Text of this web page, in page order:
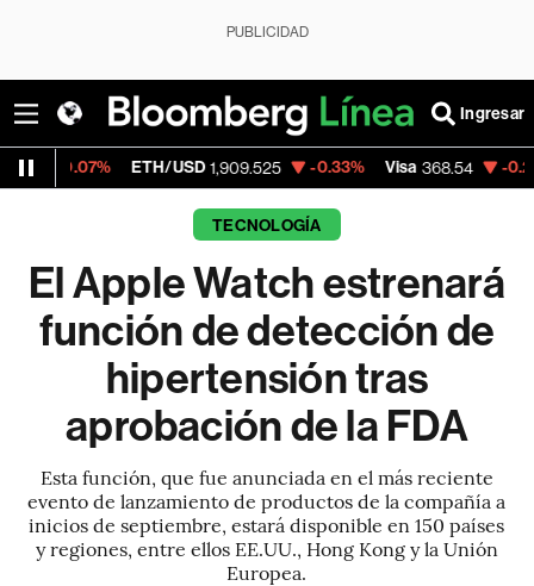
PUBLICIDAD
Ingresar
ETH/USD 1,909.525 -0.33% Visa 368.54 -0.28%
TECNOLOGÍA
El Apple Watch estrenará
función de detección de
hipertensión tras
aprobación de la FDA
Esta función, que fue anunciada en el más reciente
evento de lanzamiento de productos de la compañía a
inicios de septiembre, estará disponible en 150 países
y regiones, entre ellos EE.UU., Hong Kong y la Unión
Europea.